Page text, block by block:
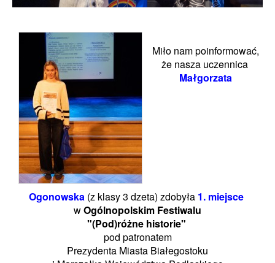
Miło nam poinformować,
że nasza uczennica
Małgorzata
Ogonowska (z klasy 3 dzeta) zdobyła 1. miejsce
wOgólnopolskim Festiwalu
"(Pod)różne historie"
pod patronatem
Prezydenta Miasta Białegostoku